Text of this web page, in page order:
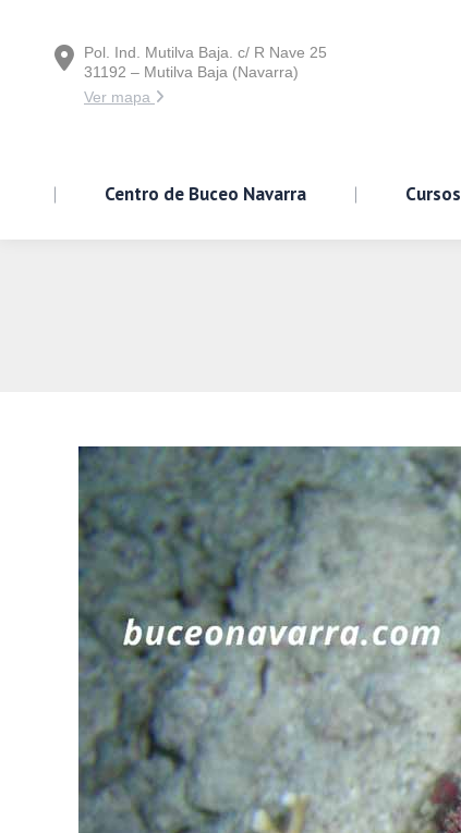
Pol. Ind. Mutilva Baja. c/ R Nave 25
31192 – Mutilva Baja (Navarra)
Ver mapa
Centro de Buceo Navarra Cursos
Centro de Buceo Navarra